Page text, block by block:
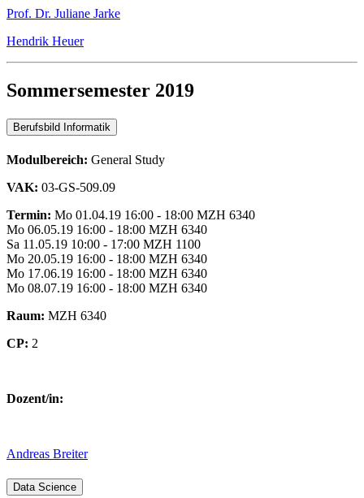
Prof. Dr. Juliane Jarke
Hendrik Heuer
Sommersemester 2019
Berufsbild Informatik
Modulbereich: General Study
VAK: 03-GS-509.09
Termin: Mo 01.04.19 16:00 - 18:00 MZH 6340
Mo 06.05.19 16:00 - 18:00 MZH 6340
Sa 11.05.19 10:00 - 17:00 MZH 1100
Mo 20.05.19 16:00 - 18:00 MZH 6340
Mo 17.06.19 16:00 - 18:00 MZH 6340
Mo 08.07.19 16:00 - 18:00 MZH 6340
Raum: MZH 6340
CP: 2
Dozent/in:
Andreas Breiter
Data Science